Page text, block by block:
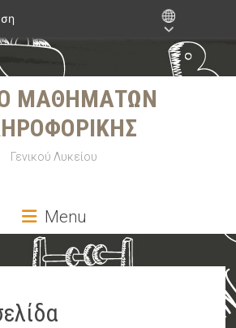
E-ME BLOGS
ΜΑΘΗΜΑΤΩΝ
Γενικού Λυκείου
Menu